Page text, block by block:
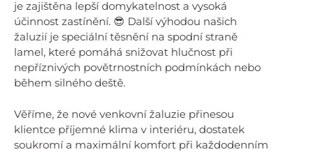
je zajištěna lepší domykatelnost a vysoká
účinnost zastínění. 😎 Další výhodou našich
žaluzií je speciální těsnění na spodní straně
lamel, které pomáhá snižovat hlučnost při
nepříznivých povětrnostních podmínkách nebo
během silného deště.
Věříme, že nové venkovní žaluzie přinesou
klientce příjemné klima v interiéru, dostatek
soukromí a maximální komfort při každodenním